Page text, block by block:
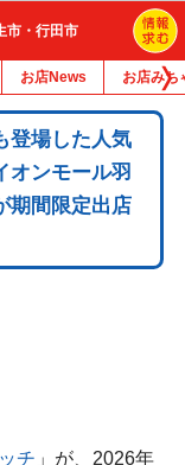
市・行田市
お店News お店みち
登場した人気
ンモール羽
期間限定出店
チ 」が、2026年